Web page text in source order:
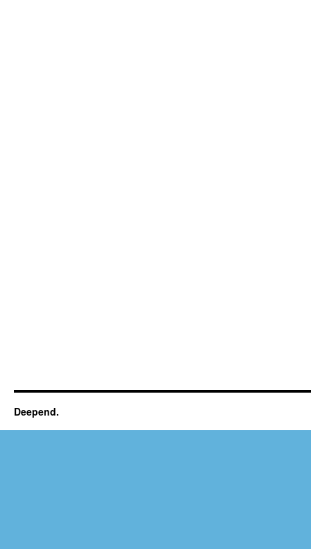
Deepend.